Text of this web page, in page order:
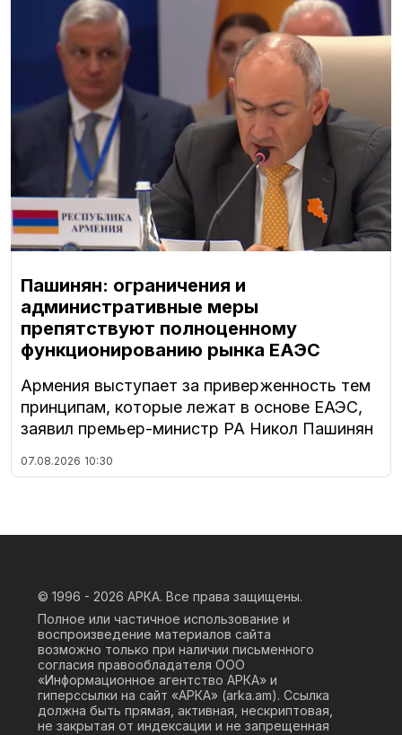
Пашинян: ограничения и
административные меры
препятствуют полноценному
функционированию рынка ЕАЭС
Армения выступает за приверженность тем
принципам, которые лежат в основе ЕАЭС,
заявил премьер-министр РА Никол Пашинян
07.08.2026 10:30
© 1996 - 2026 АРКА. Все права защищены.
Полное или частичное использование и
воспроизведение материалов сайта
возможно только при наличии письменного
согласия правообладателя ООО
«Информационное агентство АРКА» и
гиперссылки на сайт «АРКА» (arka.am). Ссылка
должна быть прямая, активная, нескриптовая,
не закрытая от индексации и не запрещенная